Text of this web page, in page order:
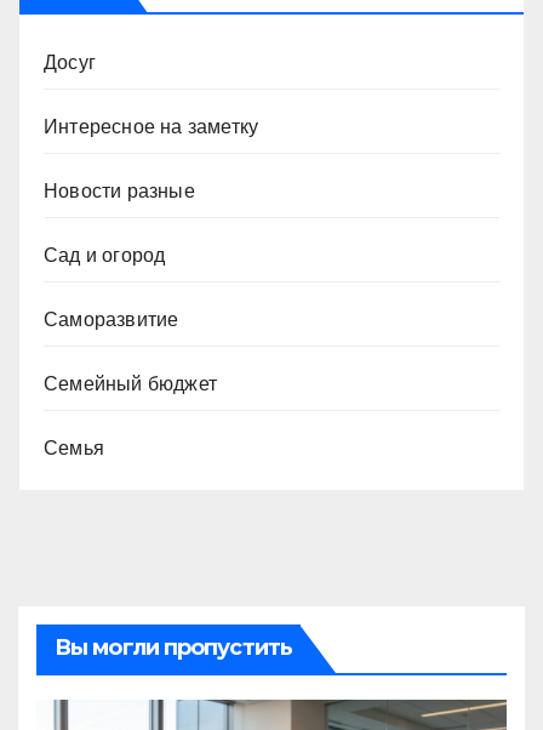
Досуг
Интересное на заметку
Новости разные
Сад и огород
Саморазвитие
Семейный бюджет
Семья
Вы могли пропустить